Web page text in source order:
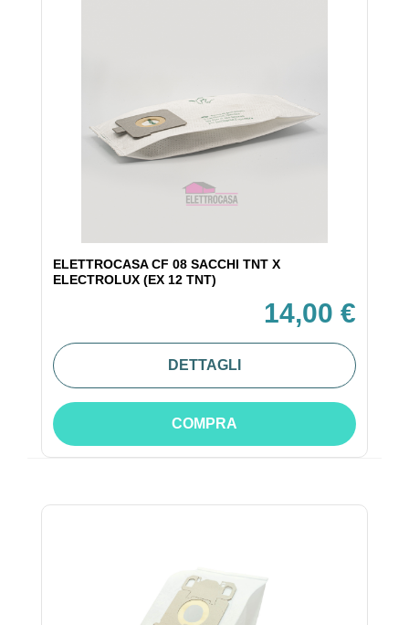
ELETTROCASA CF 08 SACCHI TNT X
ELECTROLUX (EX 12 TNT)
14,00 €
DETTAGLI
COMPRA